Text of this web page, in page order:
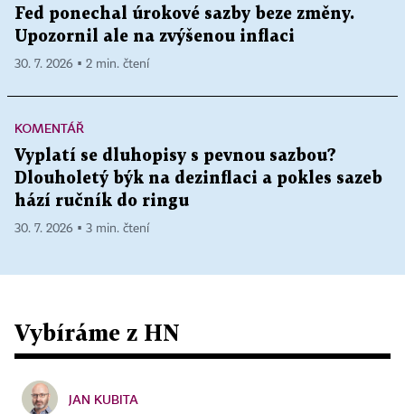
Fed ponechal úrokové sazby beze změny.
Upozornil ale na zvýšenou inflaci
30. 7. 2026 ▪ 2 min. čtení
KOMENTÁŘ
Vyplatí se dluhopisy s pevnou sazbou?
Dlouholetý býk na dezinflaci a pokles sazeb
hází ručník do ringu
30. 7. 2026 ▪ 3 min. čtení
Vybíráme z HN
JAN KUBITA